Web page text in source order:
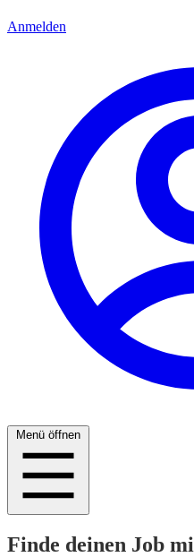
Anmelden
Menü öffnen
Finde deinen Job